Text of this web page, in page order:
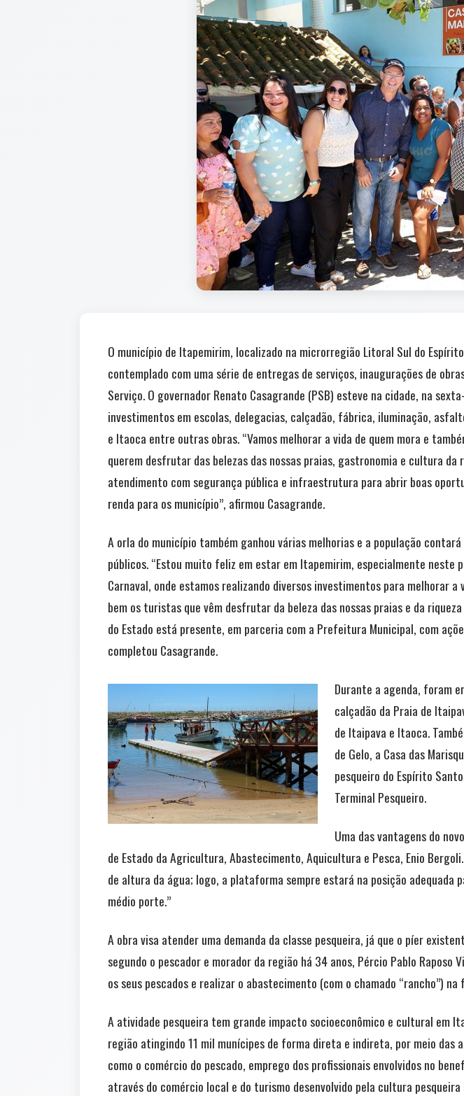
O município de Itapemirim, localizado na microrregião Litoral Sul do
contemplado com uma série de entregas de serviços, inaugurações de
Serviço. O governador Renato Casagrande (PSB) esteve na cidade, na
investimentos em escolas, delegacias, calçadão, fábrica, iluminação,
e Itaoca entre outras obras. “Vamos melhorar a vida de quem mora e
querem desfrutar das belezas das nossas praias, gastronomia e cultura da
atendimento com segurança pública e infraestrutura para abrir boas
renda para os município”, afirmou Casagrande.
A orla do município também ganhou várias melhorias e a população
públicos. “Estou muito feliz em estar em Itapemirim, especialmente neste
Carnaval, onde estamos realizando diversos investimentos para melhorar a
bem os turistas que vêm desfrutar da beleza das nossas praias e da
do Estado está presente, em parceria com a Prefeitura Municipal, com
completou Casagrande.
Durante a agenda, foram
calçadão da Praia de
de Itaipava e Itaoca.
de Gelo, a Casa das
pesqueiro do Espírito
Terminal Pesqueiro.
Uma das vantagens do
de Estado da Agricultura, Abastecimento, Aquicultura e Pesca, Enio
de altura da água; logo, a plataforma sempre estará na posição adequada
médio porte.”
A obra visa atender uma demanda da classe pesqueira, já que o píer
segundo o pescador e morador da região há 34 anos, Pércio Pablo
os seus pescados e realizar o abastecimento (com o chamado “rancho”)
A atividade pesqueira tem grande impacto socioeconômico e cultural em
região atingindo 11 mil munícipes de forma direta e indireta, por meio das
como o comércio do pescado, emprego dos profissionais envolvidos no
através do comércio local e do turismo desenvolvido pela cultura